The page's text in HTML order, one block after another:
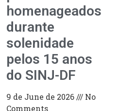
homenageados
durante
solenidade
pelos 15 anos
do SINJ-DF
9 de June de 2026
No
Comments